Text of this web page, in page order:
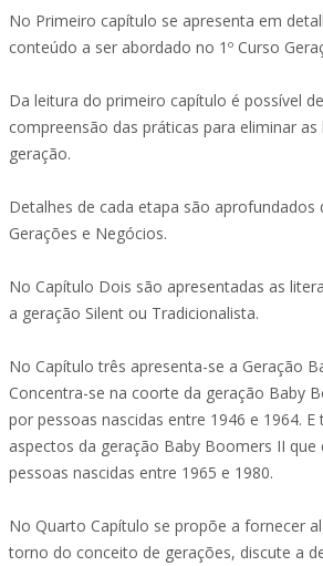
No Primeiro capítulo se apresenta em
conteúdo a ser abordado no 1º Curso
Da leitura do primeiro capítulo é possível
compreensão das práticas para eliminar as
geração.
Detalhes de cada etapa são aprofundados
Gerações e Negócios.
No Capítulo Dois são apresentadas as
a geração Silent ou Tradicionalista.
No Capítulo três apresenta-se a Geração
Concentra-se na coorte da geração Baby
por pessoas nascidas entre 1946 e 1964.
aspectos da geração Baby Boomers II que
pessoas nascidas entre 1965 e 1980.
No Quarto Capítulo se propõe a fornecer
torno do conceito de gerações, discute a